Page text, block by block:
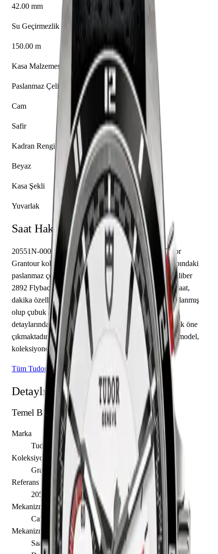
42.00 mm
Su Geçirmezlik
150.00 m
Kasa Malzemesi
Paslanmaz Çelik
Cam
Safir
Kadran Rengi
Beyaz
Kasa Şekli
Yuvarlak
Saat Hakkında
20551N-0006 referansıyla tanımlanan bu model, Tudor
Grantour koleksiyonunun bir parçasıdır. 42.00 mm çapındaki
paslanmaz çelik kasası safir cam ile korunmaktadır. Caliber
2892 Flyback mekanizma ile donatılmış olan bu saat, saat,
dakika özelliklerine sahiptir. Kadran beyaz renkte tasarlanmış
olup çubuk / nokta indekslerle tamamlanmıştır. Teknik
detaylarında 150.00 m su geçirmezlik, kapalı arka kapak öne
çıkmaktadır. Sınırlı üretim olarak piyasaya sunulan bu model,
koleksiyonerlerin ilgisini çekmektedir.
Tüm Tudor Modelleri
Detaylı Teknik Özellikler
Temel Bilgiler
Marka
Tudor
Koleksiyon
Grantour
Referans
20551N-0006
Mekanizma Adı
Caliber 2892 Flyback
Mekanizma Açıklaması
Saat